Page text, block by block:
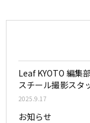
Leaf KYOTO 編集
スチール撮影スタ
2025.9.17
お知らせ